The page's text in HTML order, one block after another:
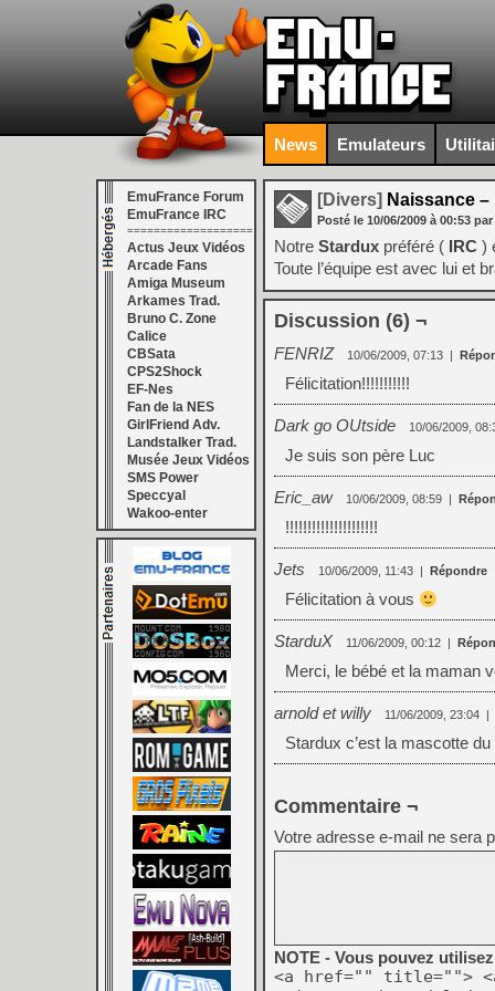
News Emulateurs
EmuFrance Forum
EmuFrance IRC
===================
Actus Jeux Vidéos
Arcade Fans
Amiga Museum
Arkames Trad.
Bruno C. Zone
Calice
CBSata
CPS2Shock
EF-Nes
Fan de la NES
GirlFriend Adv.
Landstalker Trad.
Musée Jeux Vidéos
SMS Power
Speccyal
Wakoo-enter
[Divers] Naissance
Posté le 10/06/2009 à 00:53 par
Notre Stardux préféré ( IRC )
Toute l’équipe est avec lui et
Discussion (6) ¬
FENRIZ 10/06/2009, 07:13 |
Félicitation!!!!!!!!!!!
Dark go OUtside 10/06/2009,
Je suis son père Luc
Eric_aw 10/06/2009, 08:59 |
!!!!!!!!!!!!!!!!!!!!!
Jets 10/06/2009, 11:43 | Répondre
Félicitation à vous
StarduX 11/06/2009, 00:12 |
Merci, le bébé et la maman
arnold et willy 11/06/2009, 23:04 |
Stardux c’est la mascotte du
Commentaire ¬
Votre adresse e-mail ne sera
NOTE - Vous pouvez
<a href="" title="">